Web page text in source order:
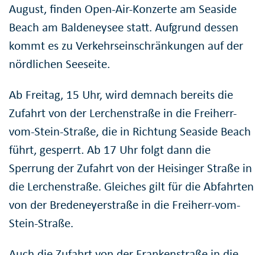
August, finden Open-Air-Konzerte am Seaside
Beach am Baldeneysee statt. Aufgrund dessen
kommt es zu Verkehrseinschränkungen auf der
nördlichen Seeseite.
Ab Freitag, 15 Uhr, wird demnach bereits die
Zufahrt von der Lerchenstraße in die Freiherr-
vom-Stein-Straße, die in Richtung Seaside Beach
führt, gesperrt. Ab 17 Uhr folgt dann die
Sperrung der Zufahrt von der Heisinger Straße in
die Lerchenstraße. Gleiches gilt für die Abfahrten
von der Bredeneyerstraße in die Freiherr-vom-
Stein-Straße.